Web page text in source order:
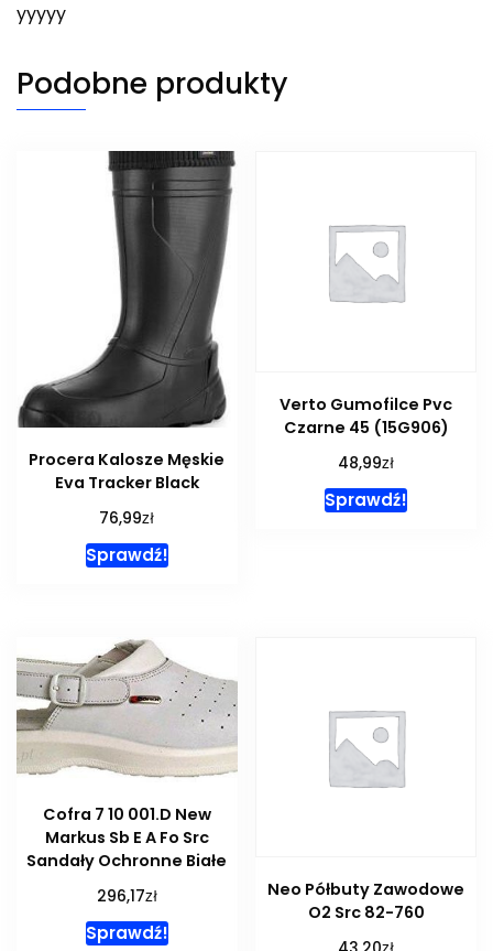
yyyyy
Podobne produkty
Procera Kalosze Męskie
Eva Tracker Black
76,99zł
Sprawdź!
Verto Gumofilce Pvc
Czarne 45 (15G906)
48,99zł
Sprawdź!
Cofra 7 10 001.D New
Markus Sb E A Fo Src
Sandały Ochronne Białe
296,17zł
Sprawdź!
Neo Półbuty Zawodowe
O2 Src 82-760